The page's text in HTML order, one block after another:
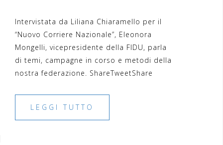
Intervistata da Liliana Chiaramello per il
“Nuovo Corriere Nazionale”, Eleonora
Mongelli, vicepresidente della FIDU, parla
di temi, campagne in corso e metodi della
nostra federazione. ShareTweetShare
LEGGI TUTTO